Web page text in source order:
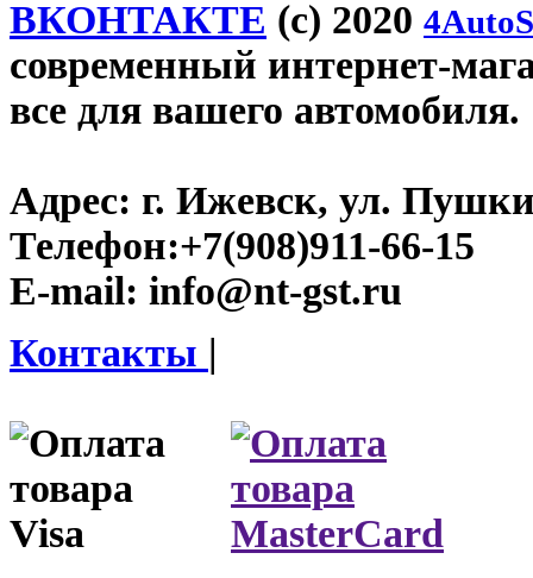
ВКОНТАКТЕ (c) 2020
современный интернет-
все для вашего автомобиля.
Адрес: г. Ижевск, ул.
Телефон:+7(908)911-66-15
E-mail: info@nt-gst.ru
Контакты |